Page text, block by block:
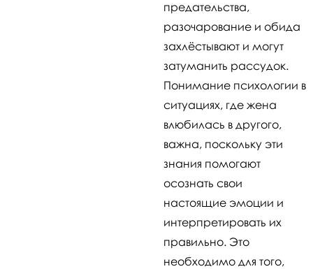
предательства,
разочарование и обида
захлёстывают и могут
затуманить рассудок.
Понимание психологии в
ситуациях, где жена
влюбилась в другого,
важна, поскольку эти
знания помогают
осознать свои
настоящие эмоции и
интерпретировать их
правильно. Это
необходимо для того,